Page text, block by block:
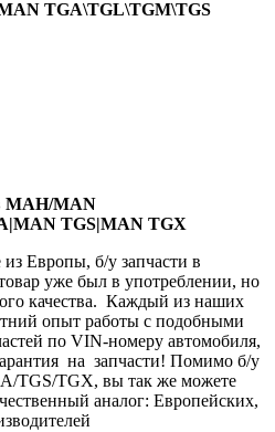
TGA\TGL\TGM\TGS
МАН/MAN
TGS|MAN TGX
Европы, б/у запчасти в
уже был в употреблении, но
качества. Каждый из наших
опыт работы с подобными
по VIN-номеру автомобиля,
на запчасти! Помимо б/у
TGS/TGX, вы так же можете
аналог: Европейских,